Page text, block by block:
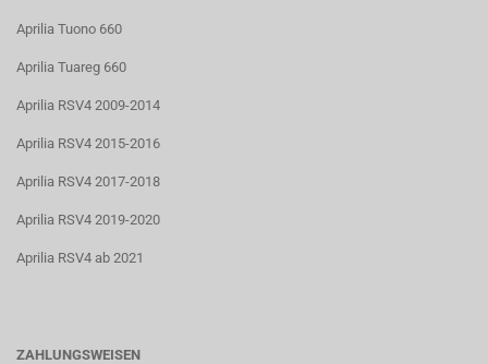
Aprilia Tuono 660
Aprilia Tuareg 660
Aprilia RSV4 2009-2014
Aprilia RSV4 2015-2016
Aprilia RSV4 2017-2018
Aprilia RSV4 2019-2020
Aprilia RSV4 ab 2021
ZAHLUNGSWEISEN